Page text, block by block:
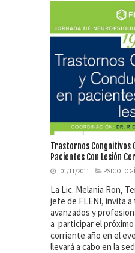
Trastornos Congnitivos
Pacientes Con Lesión
01/11/2011
La Lic. Melania Ron,
jefe de FLENI, invita
avanzados y
a participar el
corriente año en el
llevará a cabo en la